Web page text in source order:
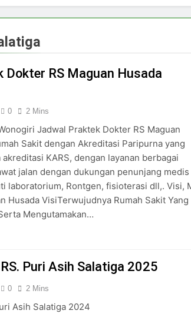
2025 Jadwal
Bung Karno
Dokter RS Maguan Husada
0 2 Mins
Jadwal Praktek Dokter RS Maguan
Sakit dengan Akreditasi Paripurna yang
KARS, dengan layanan berbagai
jalan dengan dukungan penunjang medis
laboratorium, Rontgen, fisioterasi dll,. Visi,
Husada VisiTerwujudnya Rumah Sakit Yang
Mengutamakan…
Puri Asih Salatiga 2025
0 2 Mins
Asih Salatiga 2024